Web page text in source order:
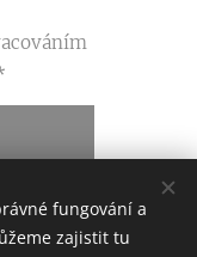
fungování a
zajistit tu